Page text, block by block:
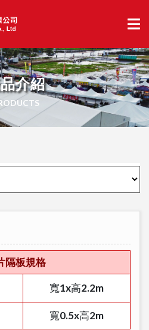
介紹
隔板規格
寬1x高2.2m
寬0.5x高2m